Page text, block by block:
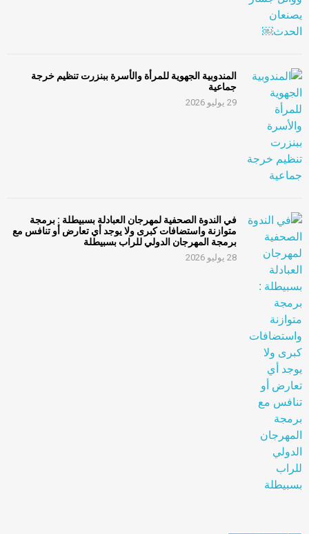
المندوبية الجهوية للمرأة والأسرة ببنزرت تنظيم خرجة
جماعية
29 يوليو 2026
في الندوة الصحفية لمهرجان العبادلة بسبيطلة : برمجة
متوازنة واستضافات كبرى ولا يوجد أي تعارض أو تنافس مع
برمجة المهرجان الدولي للراب بسبيطلة
28 يوليو 2026